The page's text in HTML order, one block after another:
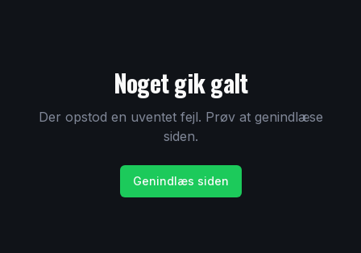
Noget gik galt
Der opstod en uventet fejl. Prøv at genindlæse
siden.
Genindlæs siden